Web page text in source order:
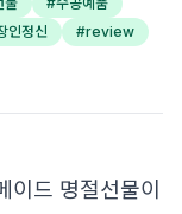
인정신 #review
드 명절선물이